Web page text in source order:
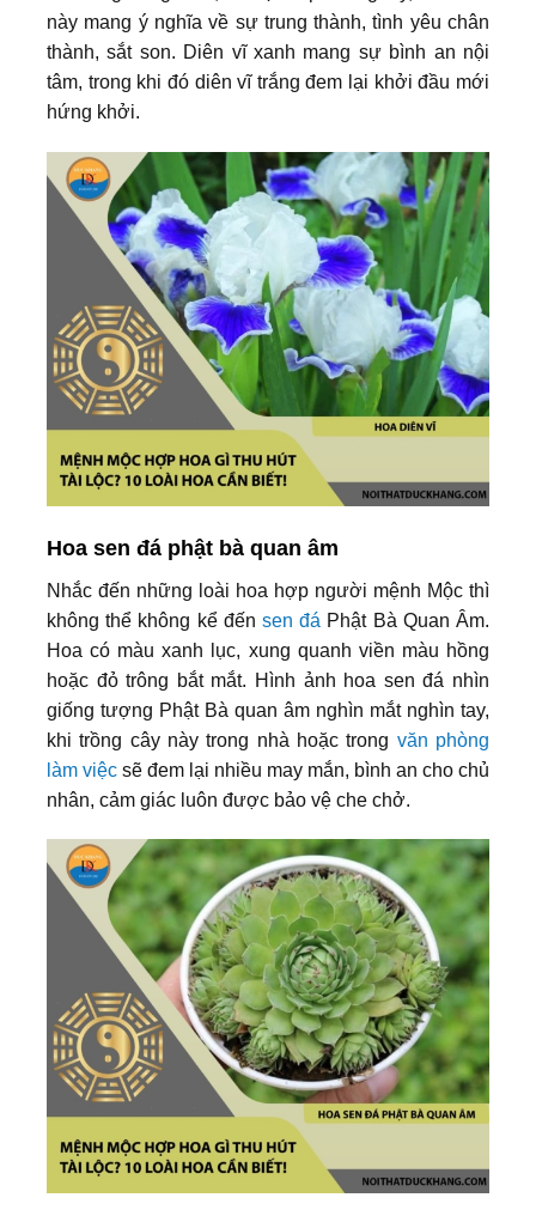
này mang ý nghĩa về sự trung thành, tình yêu chân
thành, sắt son. Diên vĩ xanh mang sự bình an nội
tâm, trong khi đó diên vĩ trắng đem lại khởi đầu mới
hứng khởi.
Hoa sen đá phật bà quan âm
Nhắc đến những loài hoa hợp người mệnh Mộc thì
không thể không kể đến sen đá Phật Bà Quan Âm.
Hoa có màu xanh lục, xung quanh viền màu hồng
hoặc đỏ trông bắt mắt. Hình ảnh hoa sen đá nhìn
giống tượng Phật Bà quan âm nghìn mắt nghìn tay,
khi trồng cây này trong nhà hoặc trong văn phòng
làm việc sẽ đem lại nhiều may mắn, bình an cho chủ
nhân, cảm giác luôn được bảo vệ che chở.